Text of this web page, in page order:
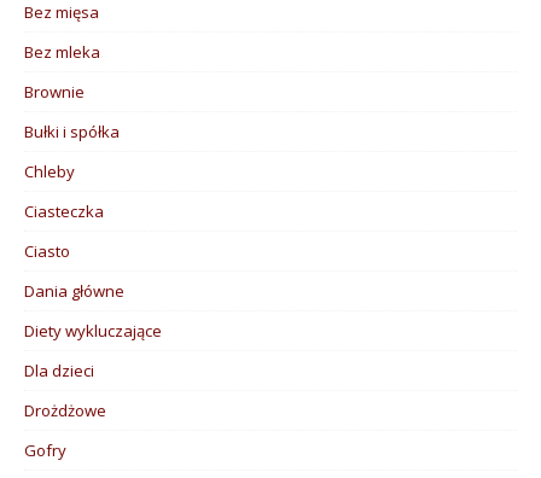
Bez mięsa
Bez mleka
Brownie
Bułki i spółka
Chleby
Ciasteczka
Ciasto
Dania główne
Diety wykluczające
Dla dzieci
Drożdżowe
Gofry